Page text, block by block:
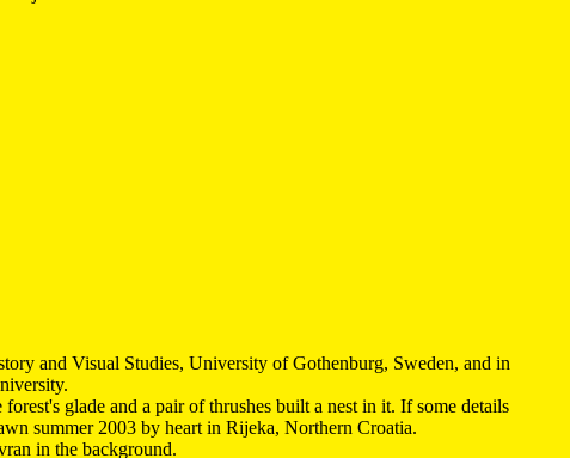
and Visual Studies, University of Gothenburg, Sweden, and in
glade and a pair of thrushes built a nest in it. If some details
summer 2003 by heart in Rijeka, Northern Croatia.
in the background.